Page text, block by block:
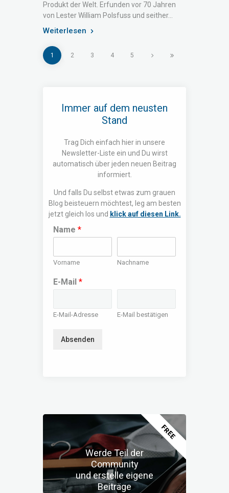
Produkt der Welt. Erfunden vor 70 Jahren
von Lester William Polsfuss und seither…
Weiterlesen
1 2 3 4 5
NEXT LAST
Immer auf dem neusten
Stand
Trag Dich einfach hier in unsere
Newsletter-Liste ein und Du wirst
automatisch über jeden neuen Beitrag
informiert.
Und falls Du selbst etwas zum grauen
Blog beisteuern möchtest, leg am besten
jetzt gleich los und klick auf diesen Link.
Name *
Vorname Nachname
E-Mail *
E-Mail-Adresse E-Mail bestätigen
Absenden
Werde Teil der
Community
und erstelle eigene
Beiträge
FREE